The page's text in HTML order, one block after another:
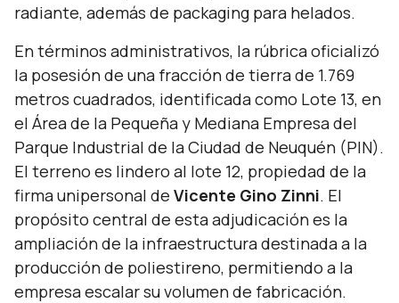
radiante, además de packaging para helados.
En términos administrativos, la rúbrica oficializó
la posesión de una fracción de tierra de 1.769
metros cuadrados, identificada como Lote 13, en
el Área de la Pequeña y Mediana Empresa del
Parque Industrial de la Ciudad de Neuquén (PIN).
El terreno es lindero al lote 12, propiedad de la
firma unipersonal de Vicente Gino Zinni. El
propósito central de esta adjudicación es la
ampliación de la infraestructura destinada a la
producción de poliestireno, permitiendo a la
empresa escalar su volumen de fabricación.